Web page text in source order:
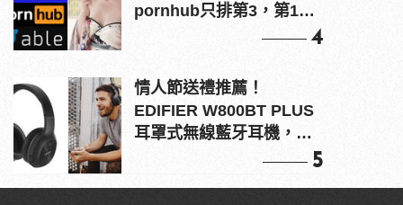
pornhub只排第3，第1名
4
情人節送禮推薦！
EDIFIER W800BT PLUS
耳罩式無線藍牙耳機，在
5